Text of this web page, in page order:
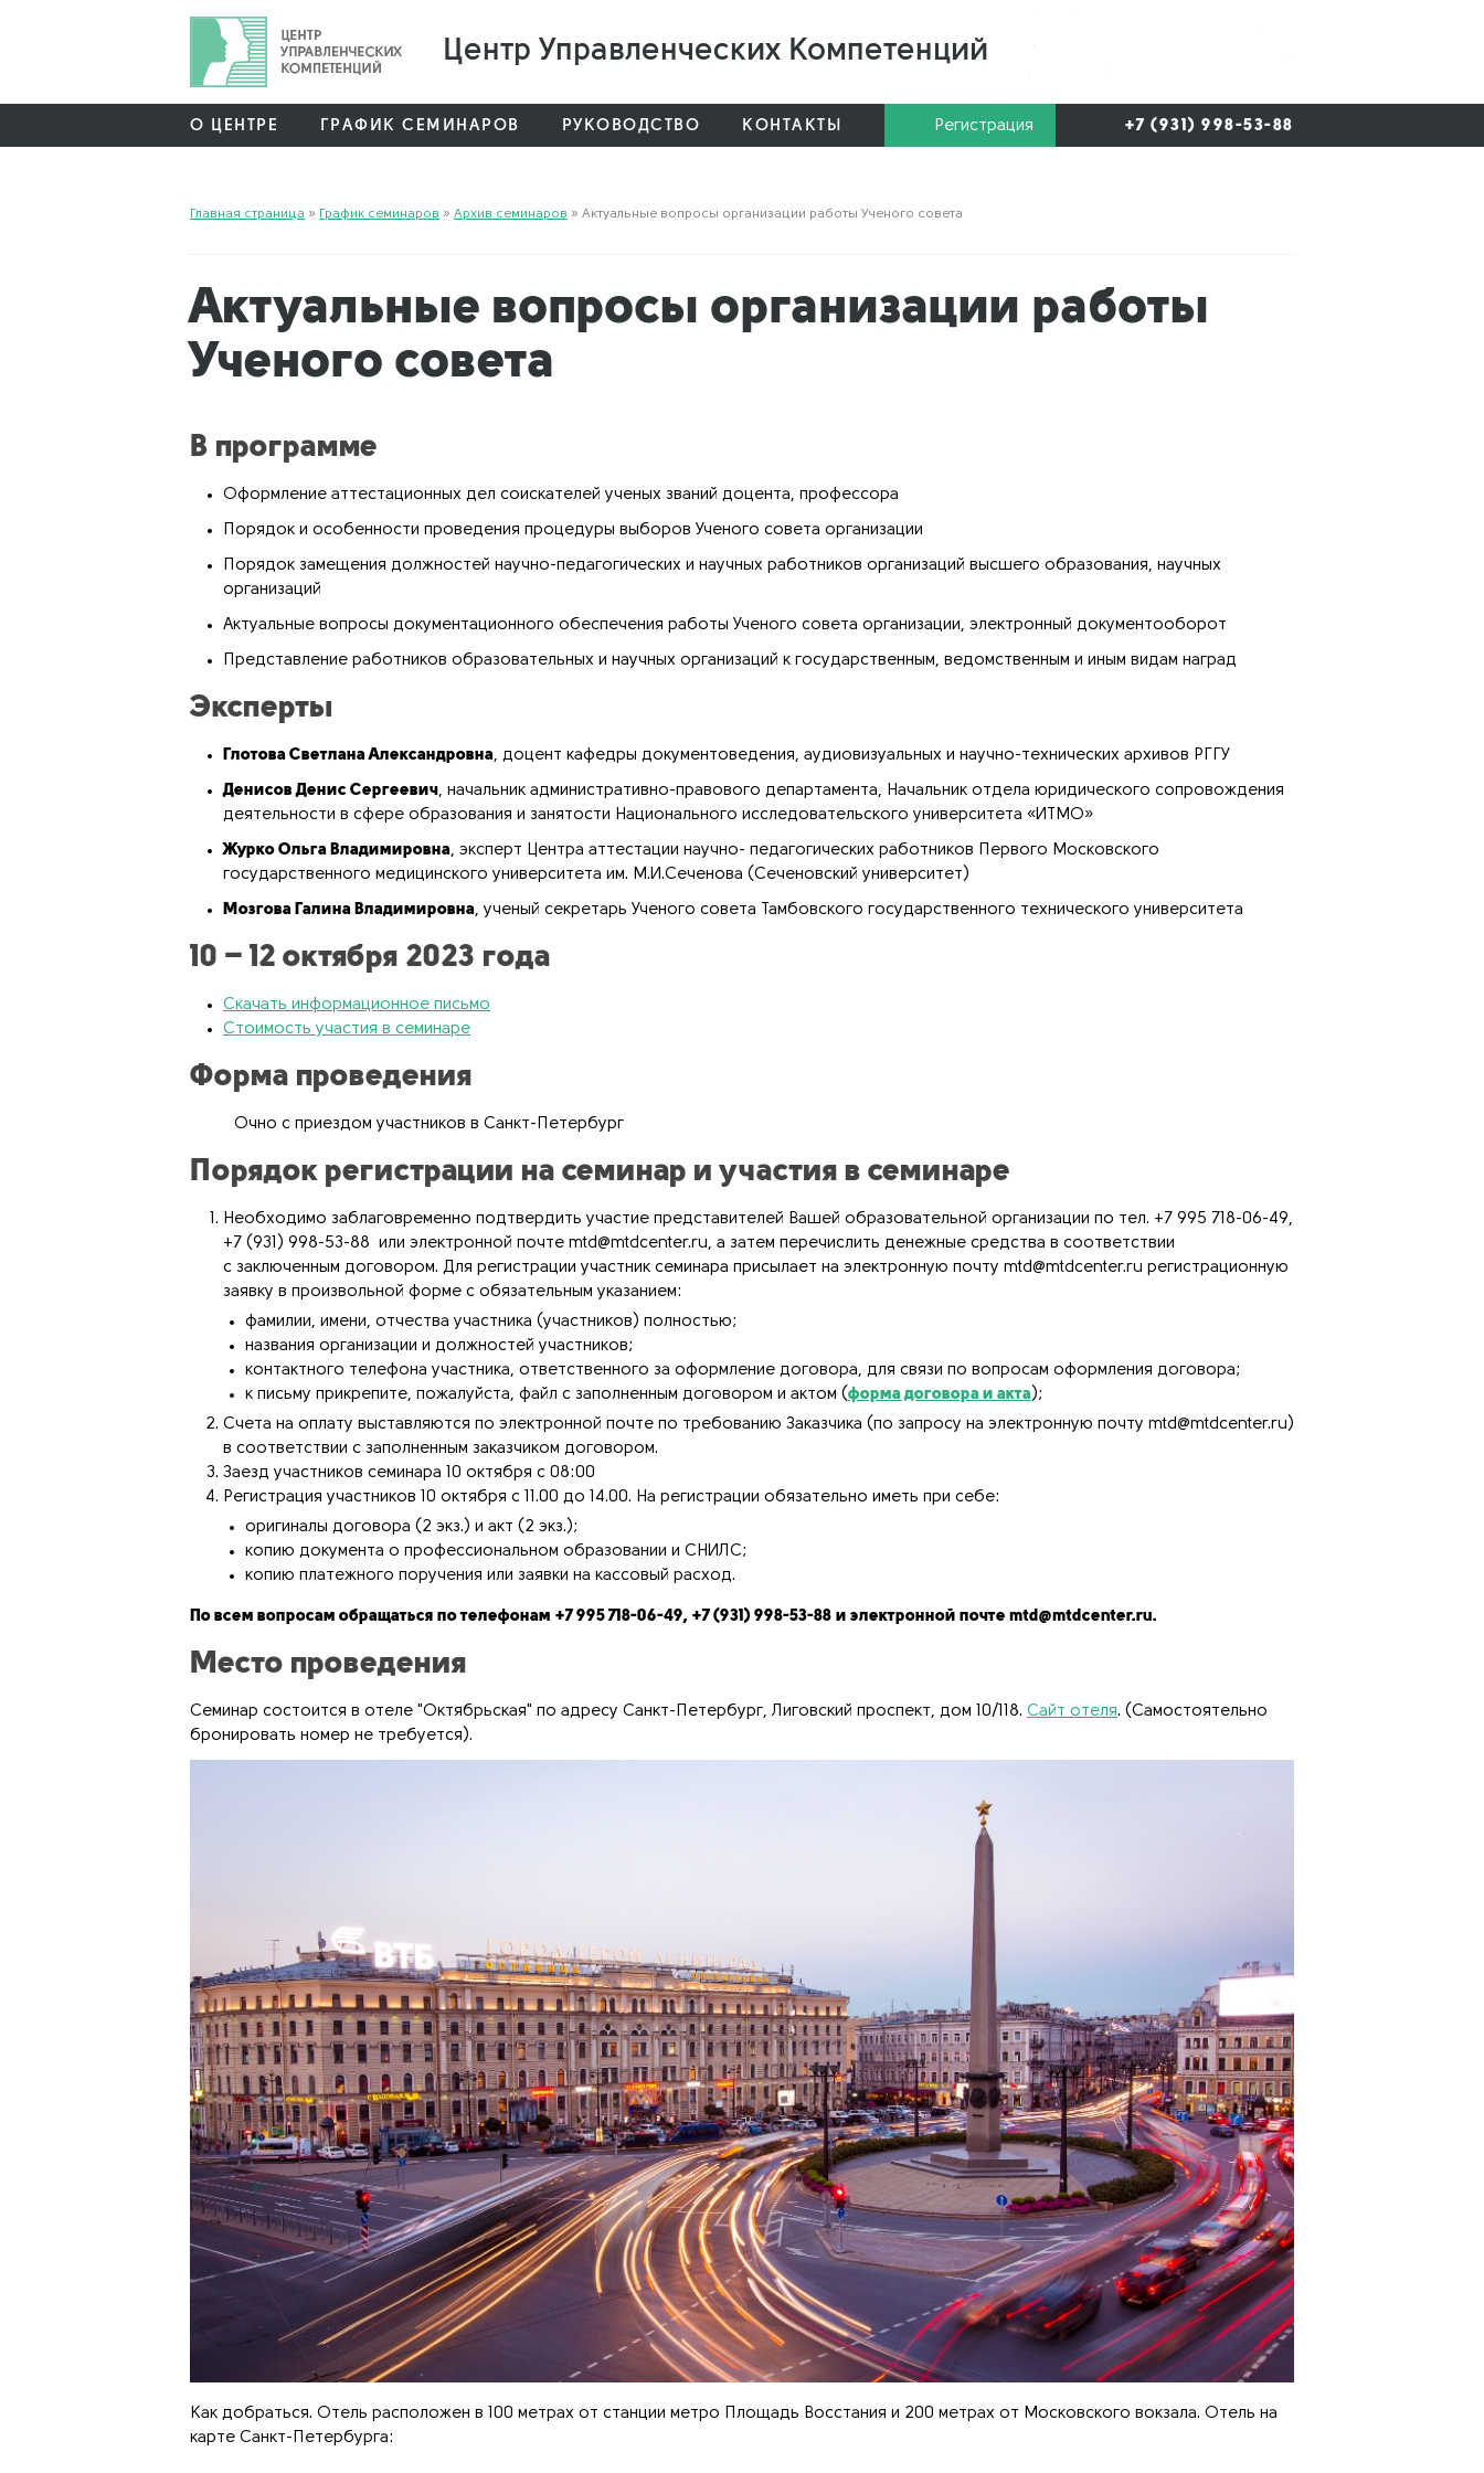
Центр Управленческих Компетенций
О ЦЕНТРЕ ГРАФИК СЕМИНАРОВ РУКОВОДСТВО КОНТАКТЫ Регистрация +7 (931) 998-53-88
Главная страница » График семинаров » Архив семинаров » Актуальные вопросы организации работы Ученого совета
Актуальные вопросы организации работы
Ученого совета
В программе
Оформление аттестационных дел соискателей ученых званий доцента, профессора
Порядок и особенности проведения процедуры выборов Ученого совета организации
Порядок замещения должностей научно-педагогических и научных работников организаций высшего образования, научных
организаций
Актуальные вопросы документационного обеспечения работы Ученого совета организации, электронный документооборот
Представление работников образовательных и научных организаций к государственным, ведомственным и иным видам наград
Эксперты
Глотова Светлана Александровна, доцент кафедры документоведения, аудиовизуальных и научно-технических архивов РГГУ
Денисов Денис Сергеевич, начальник административно-правового департамента, Начальник отдела юридического сопровождения
деятельности в сфере образования и занятости Национального исследовательского университета «ИТМО»
Журко Ольга Владимировна, эксперт Центра аттестации научно- педагогических работников Первого Московского
государственного медицинского университета им. М.И.Сеченова (Сеченовский университет)
Мозгова Галина Владимировна, ученый секретарь Ученого совета Тамбовского государственного технического университета
10 – 12 октября 2023 года
Скачать информационное письмо
Стоимость участия в семинаре
Форма проведения
Очно с приездом участников в Санкт-Петербург
Порядок регистрации на семинар и участия в семинаре
Необходимо заблаговременно подтвердить участие представителей Вашей образовательной организации по тел. +7 995 718-06-49,
+7 (931) 998-53-88 или электронной почте mtd@mtdcenter.ru, а затем перечислить денежные средства в соответствии
с заключенным договором. Для регистрации участник семинара присылает на электронную почту mtd@mtdcenter.ru регистрационную
заявку в произвольной форме с обязательным указанием:
фамилии, имени, отчеcтва участника (участников) полностью;
названия организации и должностей участников;
контактного телефона участника, ответственного за оформление договора, для связи по вопросам оформления договора;
к письму прикрепите, пожалуйста, файл с заполненным договором и актом (форма договора и акта);
Счета на оплату выставляются по электронной почте по требованию Заказчика (по запросу на электронную почту mtd@mtdcenter.ru)
в соответствии с заполненным заказчиком договором.
Заезд участников семинара 10 октября с 08:00
Регистрация участников 10 октября с 11.00 до 14.00. На регистрации обязательно иметь при себе:
оригиналы договора (2 экз.) и акт (2 экз.);
копию документа о профессиональном образовании и СНИЛС;
копию платежного поручения или заявки на кассовый расход.
По всем вопросам обращаться по телефонам +7 995 718-06-49, +7 (931) 998-53-88 и электронной почте mtd@mtdcenter.ru.
Место проведения
Семинар состоится в отеле "Октябрьская" по адресу Санкт-Петербург, Лиговский проспект, дом 10/118. Сайт отеля. (Самостоятельно
бронировать номер не требуется).
Как добраться. Отель расположен в 100 метрах от станции метро Площадь Восстания и 200 метрах от Московского вокзала. Отель на
карте Санкт-Петербурга: